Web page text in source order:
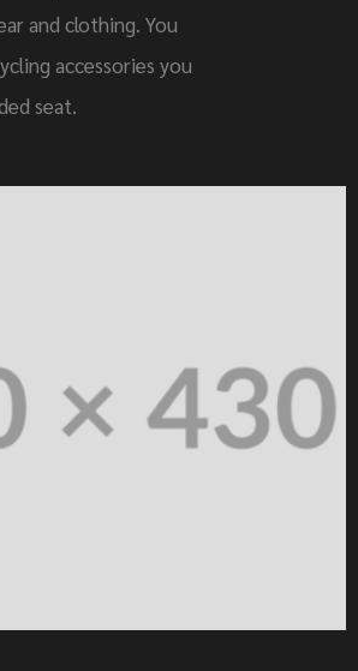
and clothing. You
accessories you
seat.